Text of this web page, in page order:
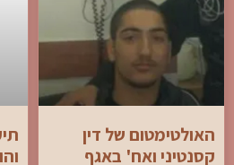
האולטימטום של דין
קסנטיני ואח' באגף